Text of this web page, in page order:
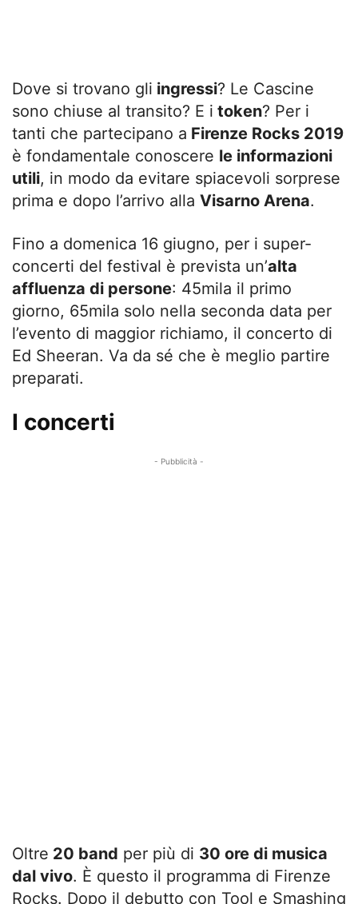
Dove si trovano gli ingressi? Le Cascine
sono chiuse al transito? E i token? Per i
tanti che partecipano a Firenze Rocks 2019
è fondamentale conoscere le informazioni
utili, in modo da evitare spiacevoli sorprese
prima e dopo l’arrivo alla Visarno Arena.
Fino a domenica 16 giugno, per i super-
concerti del festival è prevista un’alta
affluenza di persone: 45mila il primo
giorno, 65mila solo nella seconda data per
l’evento di maggior richiamo, il concerto di
Ed Sheeran. Va da sé che è meglio partire
preparati.
I concerti
- Pubblicità -
Oltre 20 band per più di 30 ore di musica
dal vivo. È questo il programma di Firenze
Rocks. Dopo il debutto con Tool e Smashing